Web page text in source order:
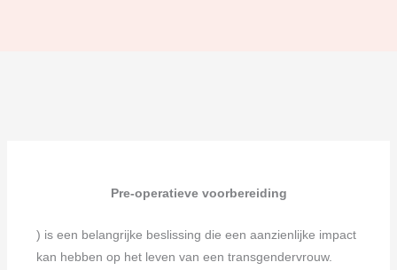
Pre-operatieve voorbereiding
) is een belangrijke beslissing die een aanzienlijke impact
kan hebben op het leven van een transgendervrouw.